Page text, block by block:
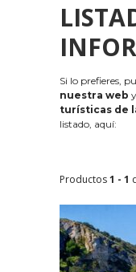
Si lo prefieres,
nuestra web
turísticas de
listado, aquí:
Productos1 - 1